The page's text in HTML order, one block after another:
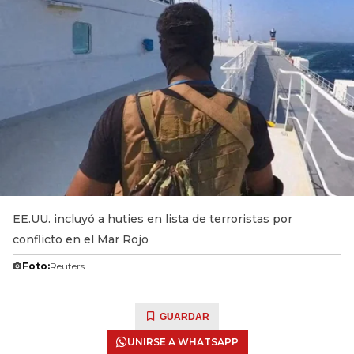
EE.UU. incluyó a huties en lista de terroristas por
conflicto en el Mar Rojo
Foto:Reuters
GUARDAR
UNIRSE A WHATSAPP